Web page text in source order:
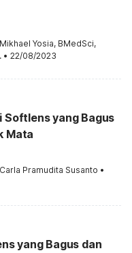
Yosia, BMedSci,
• 22/08/2023
Softlens yang Bagus
Mata
Pramudita Susanto •
yang Bagus dan